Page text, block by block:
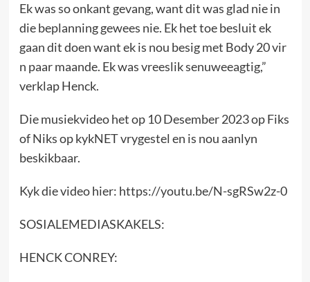
Ek was so onkant gevang, want dit was glad nie in
die beplanning gewees nie. Ek het toe besluit ek
gaan dit doen want ek is nou besig met Body 20 vir
n paar maande. Ek was vreeslik senuweeagtig,”
verklap Henck.
Die musiekvideo het op 10 Desember 2023 op Fiks
of Niks op kykNET vrygestel en is nou aanlyn
beskikbaar.
Kyk die video hier: https://youtu.be/N-sgRSw2z-0
SOSIALEMEDIASKAKELS:
HENCK CONREY: